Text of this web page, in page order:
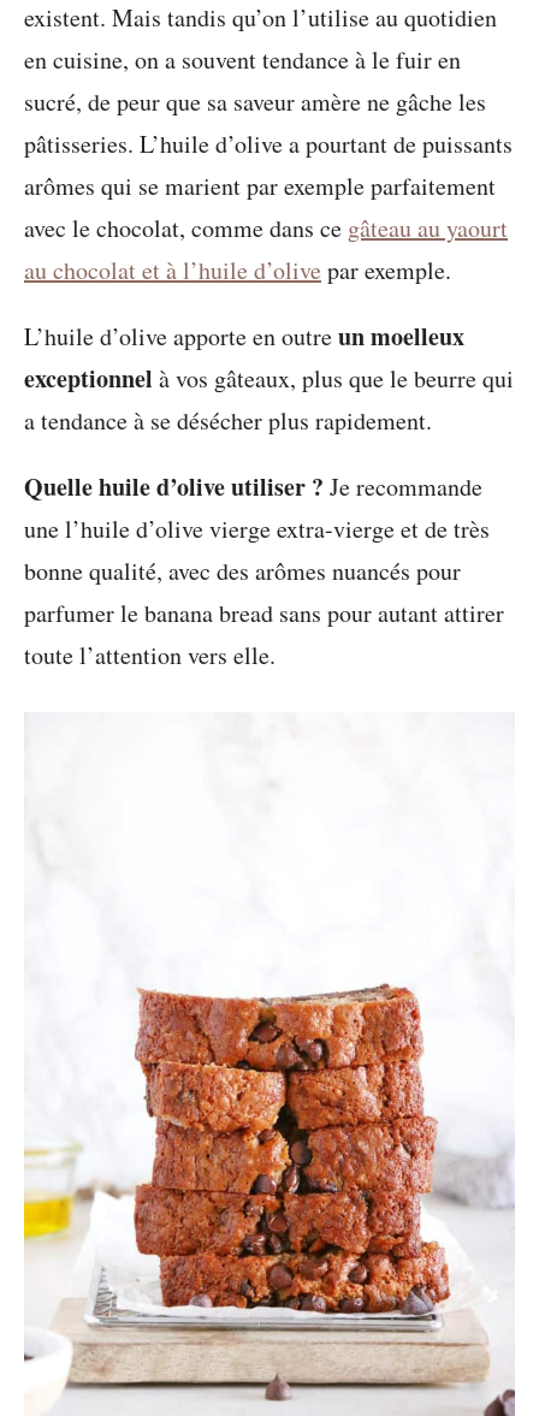
existent. Mais tandis qu’on l’utilise au quotidien
en cuisine, on a souvent tendance à le fuir en
sucré, de peur que sa saveur amère ne gâche les
pâtisseries. L’huile d’olive a pourtant de puissants
arômes qui se marient par exemple parfaitement
avec le chocolat, comme dans ce gâteau au yaourt
au chocolat et à l’huile d’olive par exemple.
L’huile d’olive apporte en outreun moelleux
exceptionnel à vos gâteaux, plus que le beurre qui
a tendance à se désécher plus rapidement.
Quelle huile d’olive utiliser ? Je recommande
une l’huile d’olive vierge extra-vierge et de très
bonne qualité, avec des arômes nuancés pour
parfumer le banana bread sans pour autant attirer
toute l’attention vers elle.